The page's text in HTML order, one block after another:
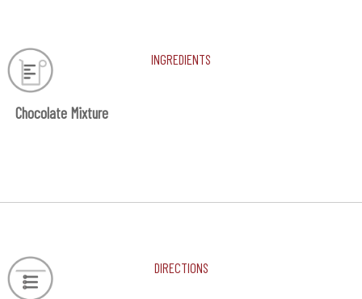
Ingredients
Chocolate Mixture
Directions